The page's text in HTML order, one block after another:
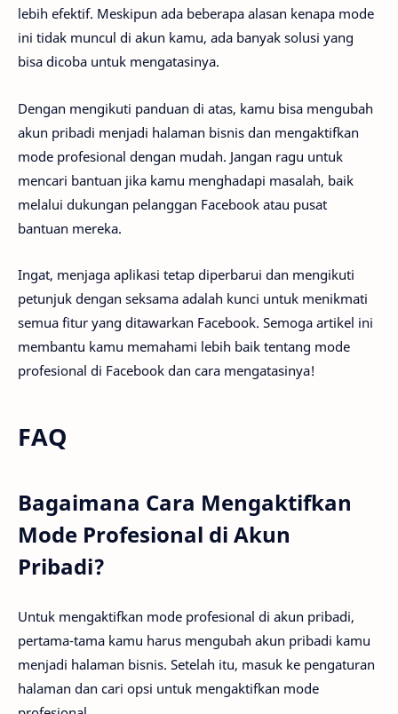
lebih efektif. Meskipun ada beberapa alasan kenapa mode
ini tidak muncul di akun kamu, ada banyak solusi yang
bisa dicoba untuk mengatasinya.
Dengan mengikuti panduan di atas, kamu bisa mengubah
akun pribadi menjadi halaman bisnis dan mengaktifkan
mode profesional dengan mudah. Jangan ragu untuk
mencari bantuan jika kamu menghadapi masalah, baik
melalui dukungan pelanggan Facebook atau pusat
bantuan mereka.
Ingat, menjaga aplikasi tetap diperbarui dan mengikuti
petunjuk dengan seksama adalah kunci untuk menikmati
semua fitur yang ditawarkan Facebook. Semoga artikel ini
membantu kamu memahami lebih baik tentang mode
profesional di Facebook dan cara mengatasinya!
FAQ
Bagaimana Cara Mengaktifkan
Mode Profesional di Akun
Pribadi?
Untuk mengaktifkan mode profesional di akun pribadi,
pertama-tama kamu harus mengubah akun pribadi kamu
menjadi halaman bisnis. Setelah itu, masuk ke pengaturan
halaman dan cari opsi untuk mengaktifkan mode